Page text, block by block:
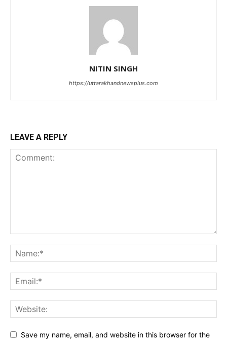
NITIN SINGH
https://uttarakhandnewsplus.com
LEAVE A REPLY
Save my name, email, and website in this browser for the